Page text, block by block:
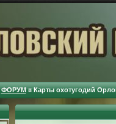
ФОРУМ ¤ Карты охотугодий